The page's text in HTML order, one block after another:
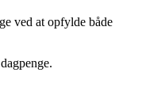
ved at opfylde både